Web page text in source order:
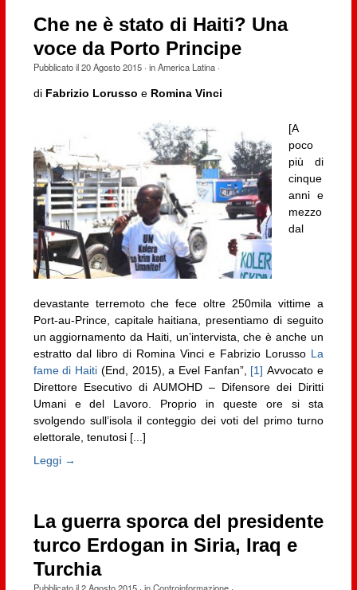
Che ne è stato di Haiti? Una
voce da Porto Principe
Pubblicato il20 Agosto 2015· inAmerica Latina·
di Fabrizio Lorusso e Romina Vinci
[A
poco
più di
cinque
anni e
mezzo
dal
devastante terremoto che fece oltre 250mila vittime a
Port-au-Prince, capitale haitiana, presentiamo di seguito
un aggiornamento da Haiti, un’intervista, che è anche un
estratto dal libro di Romina Vinci e Fabrizio Lorusso La
fame di Haiti (End, 2015), a Evel Fanfan”, [1] Avvocato e
Direttore Esecutivo di AUMOHD – Difensore dei Diritti
Umani e del Lavoro. Proprio in queste ore si sta
svolgendo sull’isola il conteggio dei voti del primo turno
elettorale, tenutosi [...]
Leggi →
La guerra sporca del presidente
turco Erdogan in Siria, Iraq e
Turchia